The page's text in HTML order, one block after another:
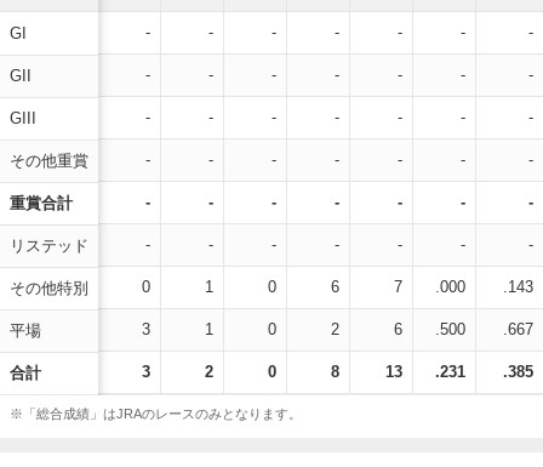
GI
GII
GIII
その他重賞
重賞合計
リステッド
その他特別
平場
合計
- - - - - - -
- - - - - - -
- - - - - - -
- - - - - - -
- - - - - - -
- - - - - - -
0 1 0 6 7 .000 .143
3 1 0 2 6 .500 .667
3 2 0 8 13 .231 .385
※「総合成績」はJRAのレースのみとなります。